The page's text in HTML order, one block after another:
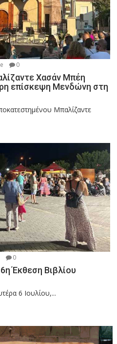
0
Χασάν Μπέη
επίσκεψη Μενδώνη στη
Μπαλίζαντε
0
Έκθεση Βιβλίου
6 Ιουλίου,...